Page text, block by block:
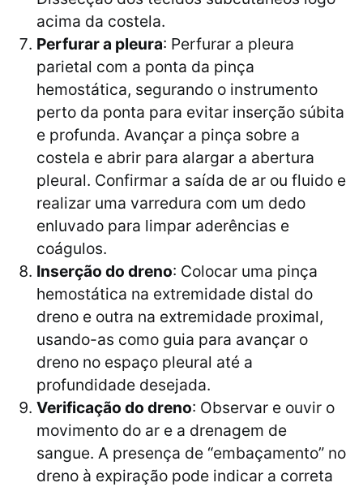
acima da costela.
Perfurar a pleura: Perfurar a pleura
parietal com a ponta da pinça
hemostática, segurando o instrumento
perto da ponta para evitar inserção súbita
e profunda. Avançar a pinça sobre a
costela e abrir para alargar a abertura
pleural. Confirmar a saída de ar ou fluido e
realizar uma varredura com um dedo
enluvado para limpar aderências e
coágulos.
Inserção do dreno: Colocar uma pinça
hemostática na extremidade distal do
dreno e outra na extremidade proximal,
usando-as como guia para avançar o
dreno no espaço pleural até a
profundidade desejada.
Verificação do dreno: Observar e ouvir o
movimento do ar e a drenagem de
sangue. A presença de “embaçamento” no
dreno à expiração pode indicar a correta